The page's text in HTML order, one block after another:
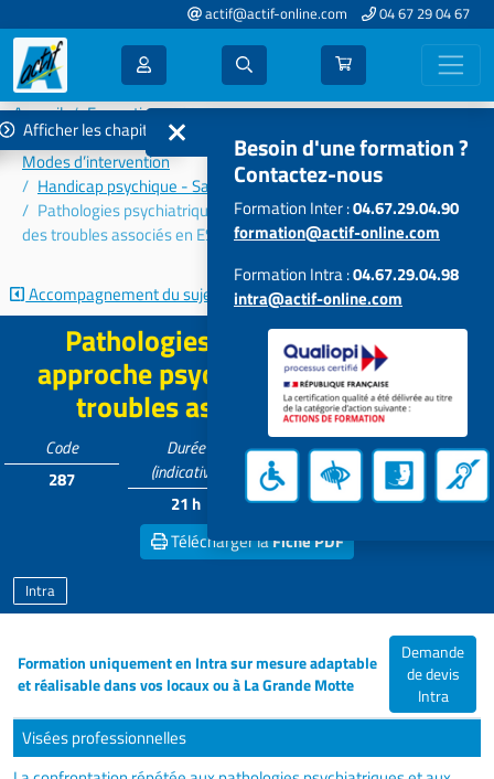
actif@actif-online.com 04 67 29 04 67
Accueil
Formations 2025
Connaissances et problématiques des publics accompagnés –
Modes d’intervention
Handicap psychique - Santé mentale
Pathologies psychiatriques et approche psychopathologique
des troubles associés en ESSMS
Afficher les chapitres
Accompagnement du sujet délirant,... Handicap psychique et...
Pathologies psychiatriques et
approche psychopathologique des
troubles associés en ESSMS
Code
287
Durée
(indicative)
21 h
Tarif
Contactez-
nous
Participants
5 à 12
Télécharger laFiche PDF
Intra
Formation uniquement en Intra sur mesure adaptable
et réalisable dans vos locaux ou à La Grande Motte
Demande
de devis
Intra
Visées professionnelles
Besoin d'une formation ?
Contactez-nous
Formation Inter :04.67.29.04.90
formation@actif-online.com
Formation Intra :04.67.29.04.98
intra@actif-online.com